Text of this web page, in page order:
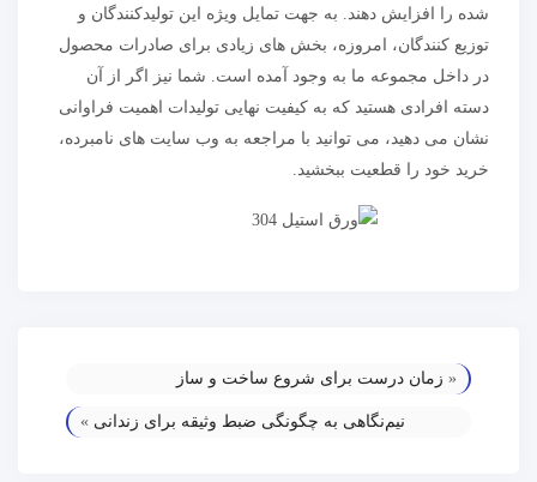
شده را افزایش دهند. به جهت تمایل ویژه این تولیدکنندگان و
توزیع کنندگان، امروزه، بخش های زیادی برای صادرات محصول
در داخل مجموعه ما به وجود آمده است. شما نیز اگر از آن
دسته افرادی هستید که به کیفیت نهایی تولیدات اهمیت فراوانی
نشان می دهید، می توانید با مراجعه به وب سایت های نامبرده،
خرید خود را قطعیت ببخشید.
« زمان درست برای شروع ساخت و ساز
نیم‌نگاهی به چگونگی ضبط وثیقه برای زندانی »